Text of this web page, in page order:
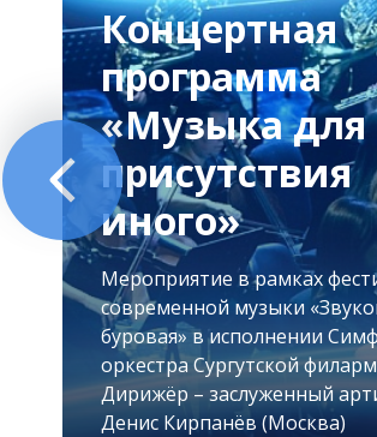
Концертная
программа
«Музыка для
присутствия
иного»
Мероприятие в рамках
современной музыки
буровая» в исполнении
оркестра Сургутской
Дирижёр – заслуженный
Денис Кирпанёв (Москва)